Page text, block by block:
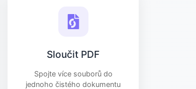
Sloučit PDF
Spojte více souborů do
jednoho čistého dokumentu